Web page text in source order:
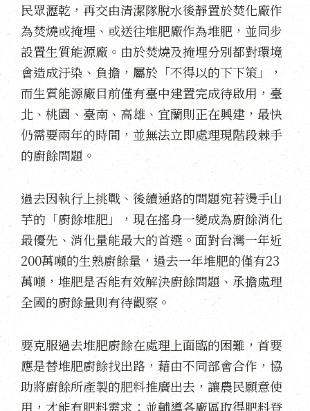
民眾瀝乾，再交由清潔隊脫水後靜置於焚化廠作
為焚燒或掩埋、或送往堆肥廠作為堆肥，並同步
設置生質能源廠。由於焚燒及掩埋分別都對環境
會造成汙染、負擔，屬於「不得以的下下策」，
而生質能源廠目前僅有臺中建置完成待啟用，臺
北、桃園、臺南、高雄、宜蘭則正在興建，最快
仍需要兩年的時間，並無法立即處理現階段棘手
的廚餘問題。
過去因執行上挑戰、後續通路的問題宛若燙手山
芋的「廚餘堆肥」，現在搖身一變成為廚餘消化
最優先、消化量能最大的首選。面對台灣一年近
200萬噸的生熟廚餘量，過去一年堆肥的僅有23
萬噸，堆肥是否能有效解決廚餘問題、承擔處理
全國的廚餘量則有待觀察。
要克服過去堆肥廚餘在處理上面臨的困難，首要
應是替堆肥廚餘找出路，藉由不同部會合作，協
助將廚餘所產製的肥料推廣出去，讓農民願意使
用，才能有肥料需求；並輔導各廠區取得肥料登